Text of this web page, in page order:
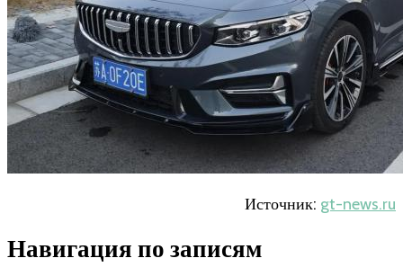
Источник: gt-news.ru
Навигация по записям